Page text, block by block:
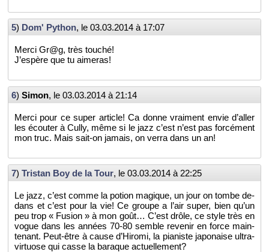
5) Dom' Py­thon, le 03.03.2014 à 17:07
Merci Gr@​g, très tou­ché!
J’es­père que tu ai­me­ras!
6) Simon, le 03.03.2014 à 21:14
Merci pour ce super ar­ticle! Ca donne vrai­ment envie d’al­ler
les écou­ter à Cully, même si le jazz c’est n’est pas for­cé­ment
mon truc. Mais sait-on ja­mais, on verra dans un an!
7) Tris­tan Boy de la Tour, le 03.03.2014 à 22:25
Le jazz, c’est comme la po­tion ma­gique, un jour on tombe de­
dans et c’est pour la vie! Ce groupe a l’air super, bien qu’un
peu trop « Fu­sion » à mon goût… C’est drôle, ce style très en
vogue dans les an­nées 70-80 semble re­ve­nir en force main­
te­nant. Peut-être à cause d’Hi­romi, la pia­niste ja­po­naise ul­tra-
vir­tuose qui casse la ba­raque ac­tuel­le­ment?